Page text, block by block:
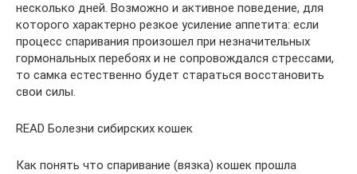
несколько дней. Возможно и активное поведение, для
которого характерно резкое усиление аппетита: если
процесс спаривания произошел при незначительных
гормональных перебоях и не сопровождался стрессами,
то самка естественно будет стараться восстановить
свои силы.
READ Болезни сибирских кошек
Как понять что спаривание (вязка) кошек прошла